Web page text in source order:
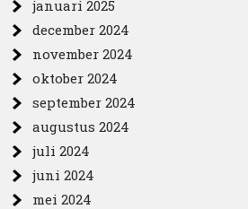
januari 2025
december 2024
november 2024
oktober 2024
september 2024
augustus 2024
juli 2024
juni 2024
mei 2024